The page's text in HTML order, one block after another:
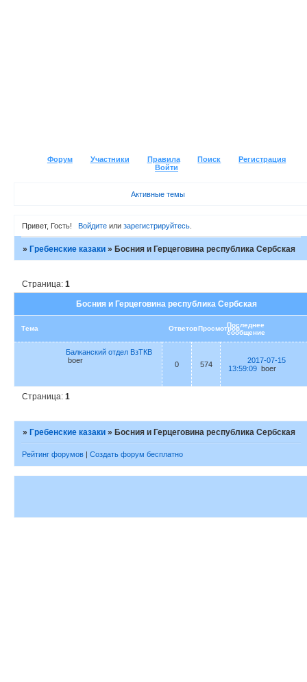
Форум Участники Правила Поиск
Регистрация
Войти
Активные темы
Привет, Гость! Войдитеили зарегистрируйтесь.
»Гребенские казаки »Босния и Герцеговина республика Сербская
Босния и Герцеговина республика Сербская
Страница:1
Тема ОтветовПросмотровПоследнее
сообщение
Балканский отдел ВзТКВ
boer
0 574
2017-07-15
13:59:09 boer
Страница:1
» Гребенские казаки » Босния и Герцеговина республика Сербская
Рейтинг форумов | Создать форум бесплатно